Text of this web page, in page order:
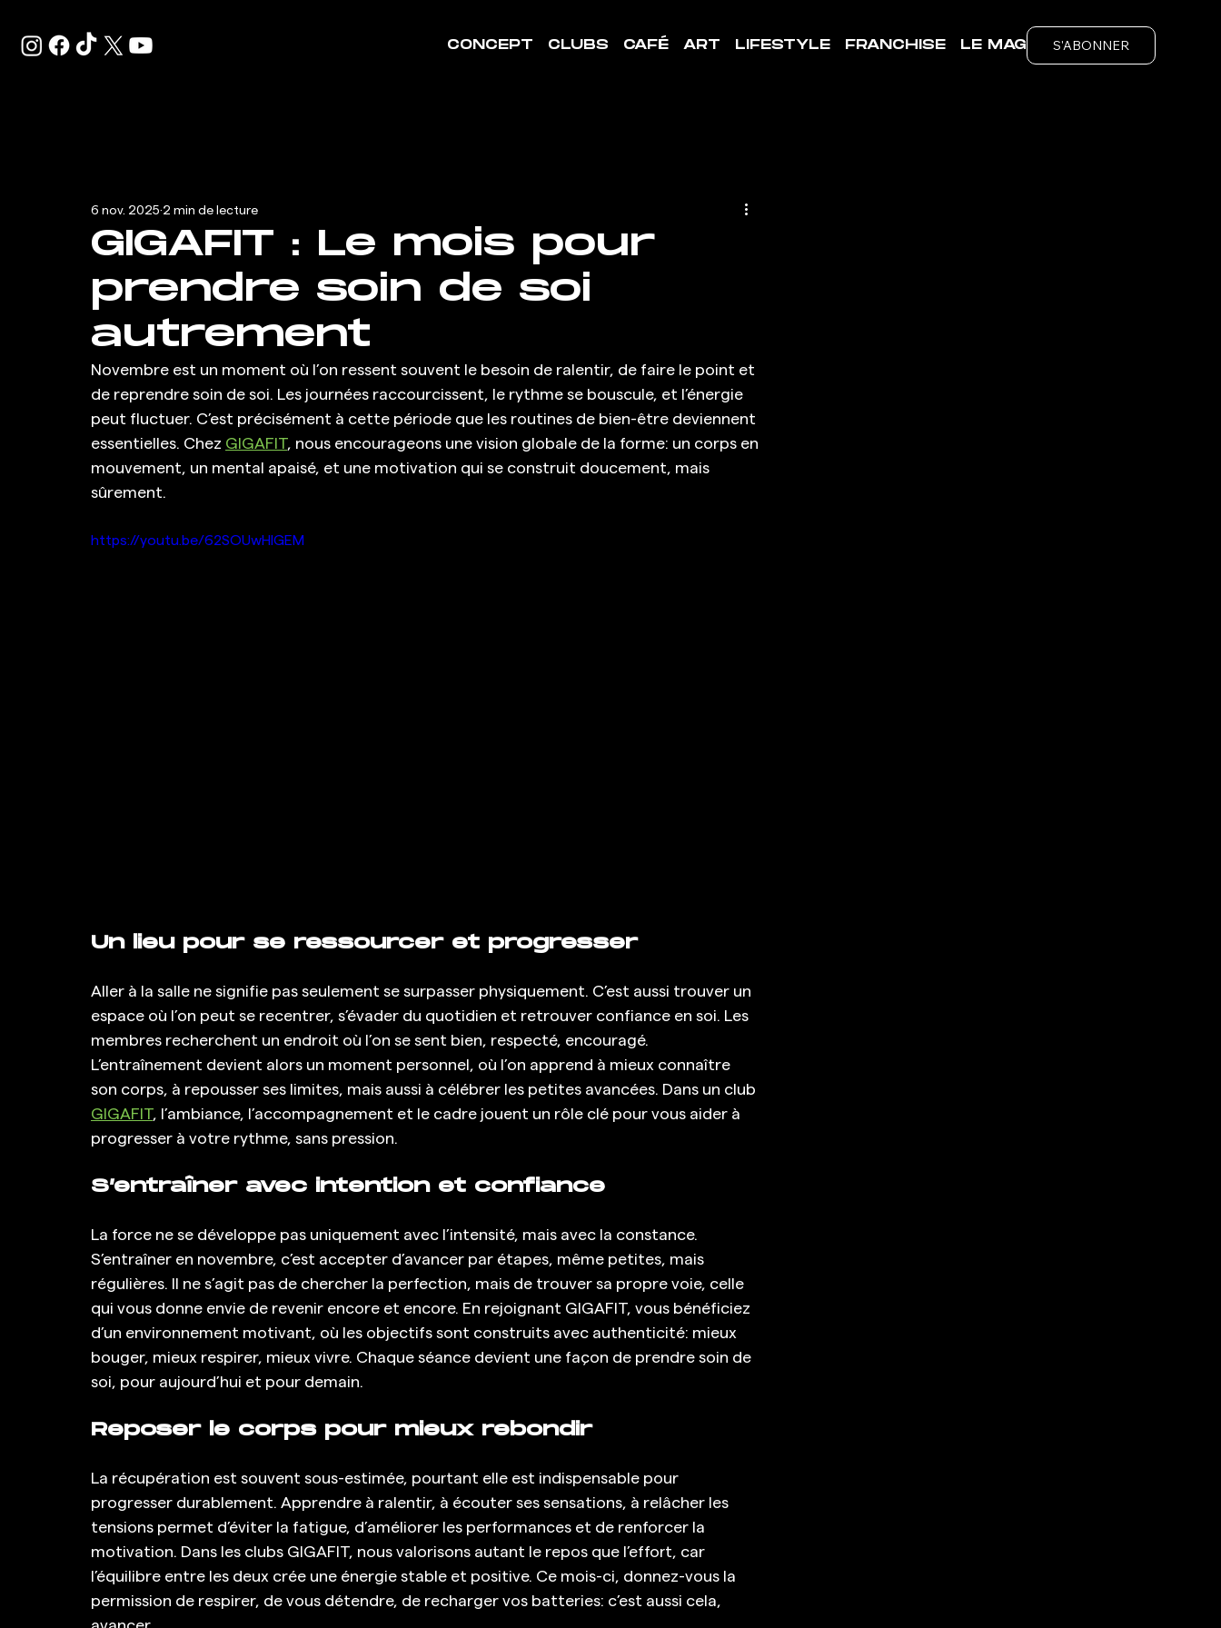
CONCEPT CLUBS CAFÉ ART LIFESTYLE FRANCHISE LE MAG S'ABONNER
GIGAFIT : Le mois pour
prendre soin de soi
autrement
6 nov. 2025 2 min de lecture
Novembre est un moment où l’on ressent souvent le besoin de ralentir, de faire le point et
de reprendre soin de soi. Les journées raccourcissent, le rythme se bouscule, et l’énergie
peut fluctuer. C’est précisément à cette période que les routines de bien-être deviennent
essentielles. Chez GIGAFIT, nous encourageons une vision globale de la forme: un corps en
mouvement, un mental apaisé, et une motivation qui se construit doucement, mais
sûrement.
https://youtu.be/62SOUwHlGEM
Un lieu pour se ressourcer et progresser
Aller à la salle ne signifie pas seulement se surpasser physiquement. C’est aussi trouver un
espace où l’on peut se recentrer, s’évader du quotidien et retrouver confiance en soi. Les
membres recherchent un endroit où l’on se sent bien, respecté, encouragé.
L’entraînement devient alors un moment personnel, où l’on apprend à mieux connaître
son corps, à repousser ses limites, mais aussi à célébrer les petites avancées. Dans un club
GIGAFIT, l’ambiance, l’accompagnement et le cadre jouent un rôle clé pour vous aider à
progresser à votre rythme, sans pression.
S’entraîner avec intention et confiance
La force ne se développe pas uniquement avec l’intensité, mais avec la constance.
S’entraîner en novembre, c’est accepter d’avancer par étapes, même petites, mais
régulières. Il ne s’agit pas de chercher la perfection, mais de trouver sa propre voie, celle
qui vous donne envie de revenir encore et encore. En rejoignant GIGAFIT, vous bénéficiez
d’un environnement motivant, où les objectifs sont construits avec authenticité: mieux
bouger, mieux respirer, mieux vivre. Chaque séance devient une façon de prendre soin de
soi, pour aujourd’hui et pour demain.
Reposer le corps pour mieux rebondir
La récupération est souvent sous-estimée, pourtant elle est indispensable pour
progresser durablement. Apprendre à ralentir, à écouter ses sensations, à relâcher les
tensions permet d’éviter la fatigue, d’améliorer les performances et de renforcer la
motivation. Dans les clubs GIGAFIT, nous valorisons autant le repos que l’effort, car
l’équilibre entre les deux crée une énergie stable et positive. Ce mois-ci, donnez-vous la
permission de respirer, de vous détendre, de recharger vos batteries: c’est aussi cela,